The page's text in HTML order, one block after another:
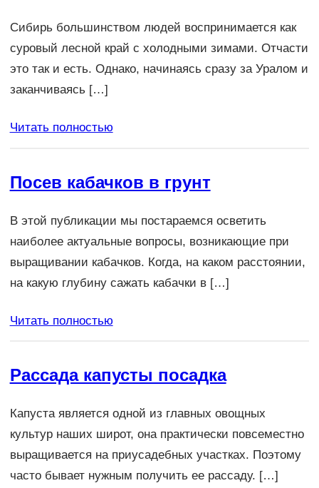
Сибирь большинством людей воспринимается как
суровый лесной край с холодными зимами. Отчасти
это так и есть. Однако, начинаясь сразу за Уралом и
заканчиваясь […]
Читать полностью
Посев кабачков в грунт
В этой публикации мы постараемся осветить
наиболее актуальные вопросы, возникающие при
выращивании кабачков. Когда, на каком расстоянии,
на какую глубину сажать кабачки в […]
Читать полностью
Рассада капусты посадка
Капуста является одной из главных овощных
культур наших широт, она практически повсеместно
выращивается на приусадебных участках. Поэтому
часто бывает нужным получить ее рассаду. […]